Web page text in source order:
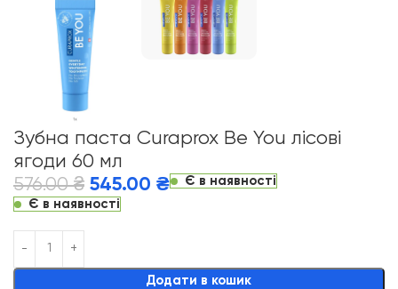
Зубна паста Curaprox Be You лісові
ягоди 60 мл
576.00₴ 545.00 ₴
Є в наявності
Є в наявності
Додати в кошик
Alternative: